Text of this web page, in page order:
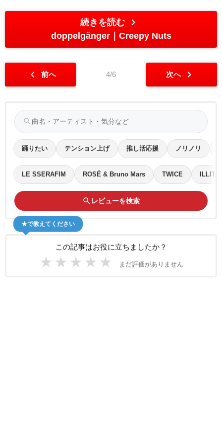
続きを読む chevron_right
doppelgänger Creepy Nuts
chevron_left 前へ 4/6 次へ chevron_right
search
踊りたい テンション上げ 推し活応援 ノリノリ
LE SSERAFIM ROSÉ & Bruno Mars TWICE ILLIT
search レビューを検索
この記事はお役に立ちましたか？
★ ★ ★ ★ ★ まだ評価がありません
★で教えてください